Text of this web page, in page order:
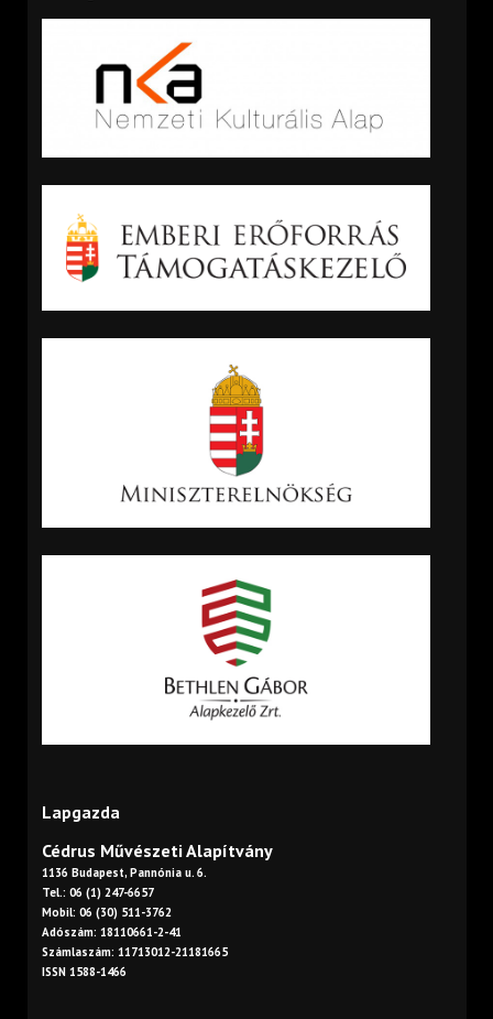
Lapgazda
Cédrus Művészeti Alapítvány
1136 Budapest, Pannónia u. 6.
Tel.: 06 (1) 247-6657
Mobil: 06 (30) 511-3762
Adószám: 18110661-2-41
Számlaszám: 11713012-21181665
ISSN 1588-1466